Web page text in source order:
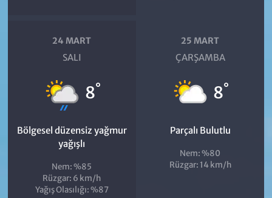
24 MART
SALI
8°
Bölgesel düzensiz yağmur
yağışlı
Nem: %85
Rüzgar: 6 km/h
Yağış Olasılığı: %87
25 MART
ÇARŞAMBA
8°
Parçalı Bulutlu
Nem: %80
Rüzgar: 14 km/h